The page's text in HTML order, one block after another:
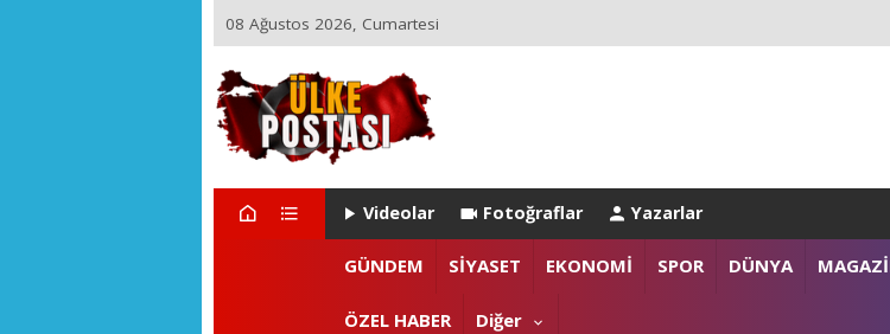
08 Ağustos 2026, Cumartesi
Videolar Fotoğraflar Yazarlar
GÜNDEM SİYASET EKONOMİ SPOR DÜNYA
ÖZEL HABER Diğer